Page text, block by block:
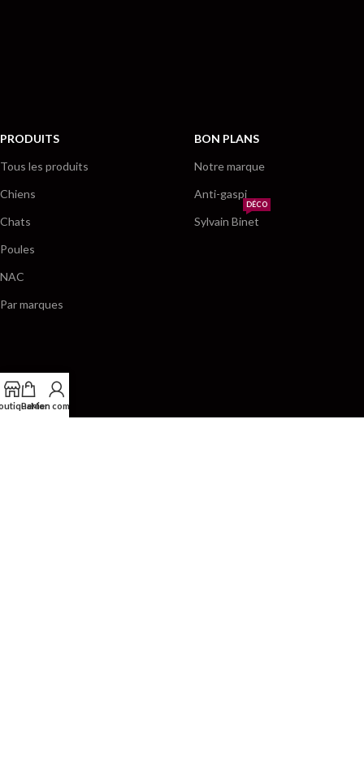
PRODUITS
Tous les produits
Chiens
Chats
Poules
NAC
Par marques
BON PLANS
Notre marque
Anti-gaspi
Sylvain Binet
DÉCO
Panier
Mon compte